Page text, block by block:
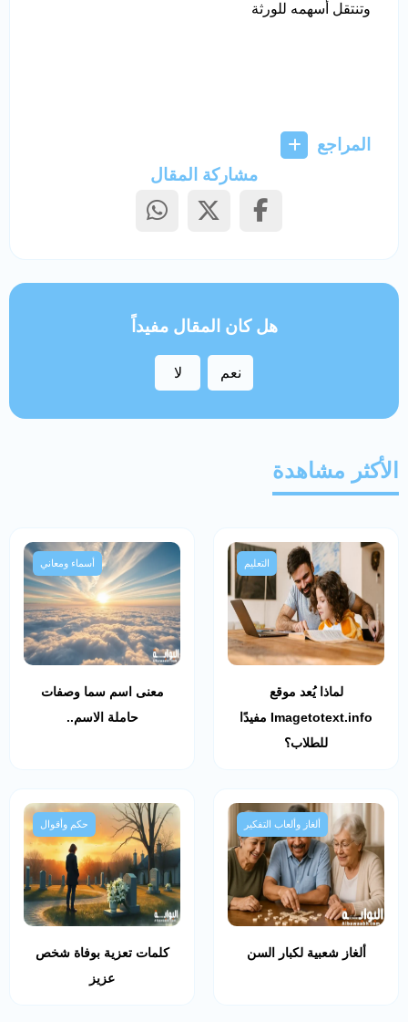
وتنتقل أسهمه للورثة
المراجع
مشاركة المقال
هل كان المقال مفيداً
نعم لا
الأكثر مشاهدة
التعليم
لماذا يُعد موقع
Imagetotext.info مفيدًا
للطلاب؟
أسماء ومعاني
معنى اسم سما وصفات
حاملة الاسم..
ألغاز وألعاب التفكير
ألغاز شعبية لكبار السن
حكم وأقوال
كلمات تعزية بوفاة شخص
عزيز